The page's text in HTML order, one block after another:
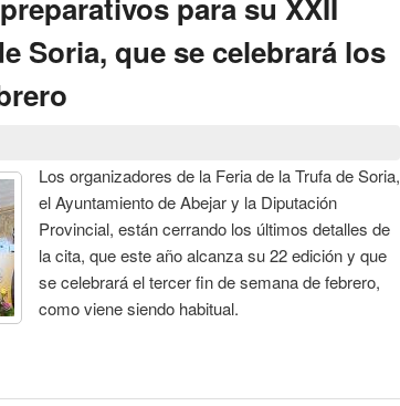
para su XXII
Soria, que se celebrará los
Los organizadores de la Feria de la Trufa de Soria,
el Ayuntamiento de Abejar y la Diputación
Provincial, están cerrando los últimos detalles de
la cita, que este año alcanza su 22 edición y que
se celebrará el tercer fin de semana de febrero,
como viene siendo habitual.